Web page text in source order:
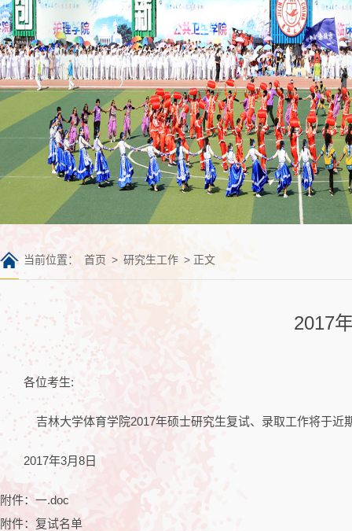
当前位置： 首页 > 研究生工作 > 正文
2017
各位考生:
吉林大学体育学院2017年硕士研究生复试、录取工作将于近
2017年3月8日
附件：一.doc
附件：复试名单